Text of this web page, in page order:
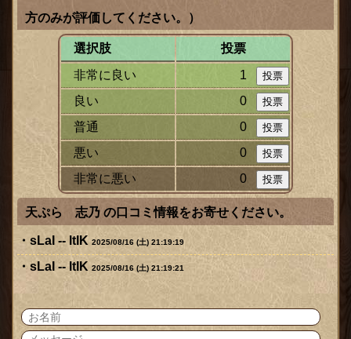
方のみが評価してください。）
選択肢
投票
非常に良い
1
良い
0
普通
0
悪い
0
非常に悪い
0
天ぷら 志乃 の口コミ情報をお寄せください。
sLaI -- ltIK 2025/08/16 (土) 21:19:19
sLaI -- ltIK 2025/08/16 (土) 21:19:21